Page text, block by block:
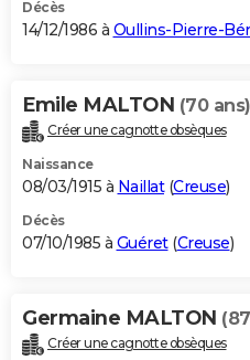
Décès
14/12/1986 à Oullins-Pierre-
Emile MALTON (70 ans)
Créer une cagnotte obsèques
Naissance
08/03/1915 à Naillat(Creuse)
Décès
07/10/1985 à Guéret(Creuse)
Germaine MALTON
Créer une cagnotte obsèques